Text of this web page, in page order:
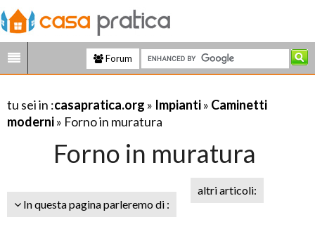
Forum
tu sei in :casapratica.org » Impianti» Caminetti
moderni» Forno in muratura
Forno in muratura
In questa pagina parleremo di :
altri articoli: